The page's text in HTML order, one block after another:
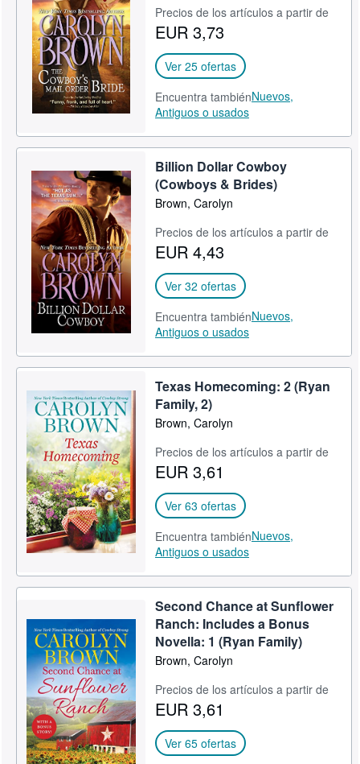
Ayuda
CERRAR
Precios de los artículos a partir de
EUR 3,73
Ver 25 ofertas
Encuentra tambiénNuevos,
Antiguos o usados
Billion Dollar Cowboy
(Cowboys & Brides)
Brown, Carolyn
Precios de los artículos a partir de
EUR 4,43
Ver 32 ofertas
Encuentra tambiénNuevos,
Antiguos o usados
Texas Homecoming: 2 (Ryan
Family, 2)
Brown, Carolyn
Precios de los artículos a partir de
EUR 3,61
Ver 63 ofertas
Encuentra tambiénNuevos,
Antiguos o usados
Second Chance at Sunflower
Ranch: Includes a Bonus
Novella: 1 (Ryan Family)
Brown, Carolyn
Precios de los artículos a partir de
EUR 3,61
Ver 65 ofertas